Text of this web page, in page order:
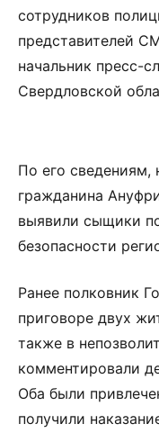
сотрудников
представителей
начальник пресс-
Свердловской
По его сведениям,
гражданина
выявили сыщики
безопасности
Ранее полковник
приговоре двух
также в
комментировали
Оба были
получили